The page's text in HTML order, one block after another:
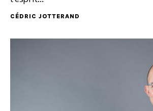
CÉDRIC JOTTERAND